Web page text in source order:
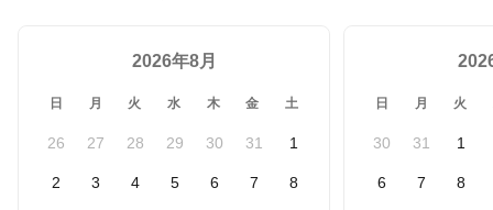
2026年8月
日 月 火 水 木 金 土
26 27 28 29 30 31 1
2 3 4 5 6 7 8
日 月 火
30 31 1
6 7 8